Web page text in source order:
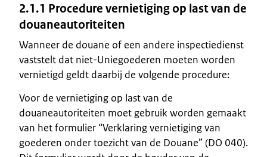
2.1.1 Procedure vernietiging op last van de
douaneautoriteiten
Wanneer de douane of een andere inspectiedienst
vaststelt dat niet-Uniegoederen moeten worden
vernietigd geldt daarbij de volgende procedure:
Voor de vernietiging op last van de
douaneautoriteiten moet gebruik worden gemaakt
van het formulier “Verklaring vernietiging van
goederen onder toezicht van de Douane” (DO 040).